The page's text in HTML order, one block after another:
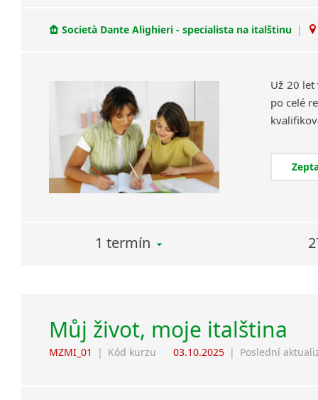
Società Dante Alighieri - specialista na italštinu |
Už 20 let
po celé
1 termín
Můj život, moje italština
MZMI_01 | Kód kurzu 03.10.2025 | Poslední